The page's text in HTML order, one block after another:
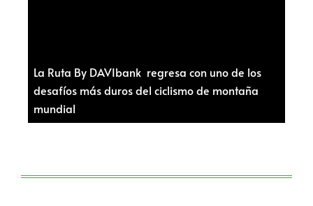
La Ruta By DAVIbank regresa con uno de los
desafíos más duros del ciclismo de montaña
mundial